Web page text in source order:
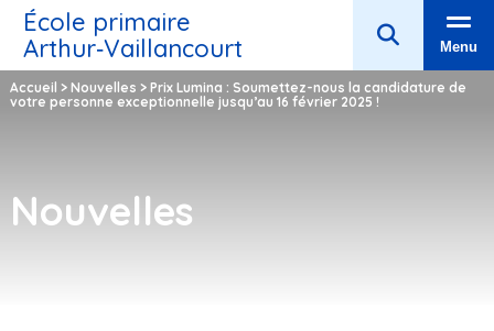
École primaire
Arthur‑Vaillancourt
Menu
Accueil > Nouvelles > Prix Lumina : Soumettez-nous la candidature de
votre personne exceptionnelle jusqu’au 16 février 2025 !
Nouvelles